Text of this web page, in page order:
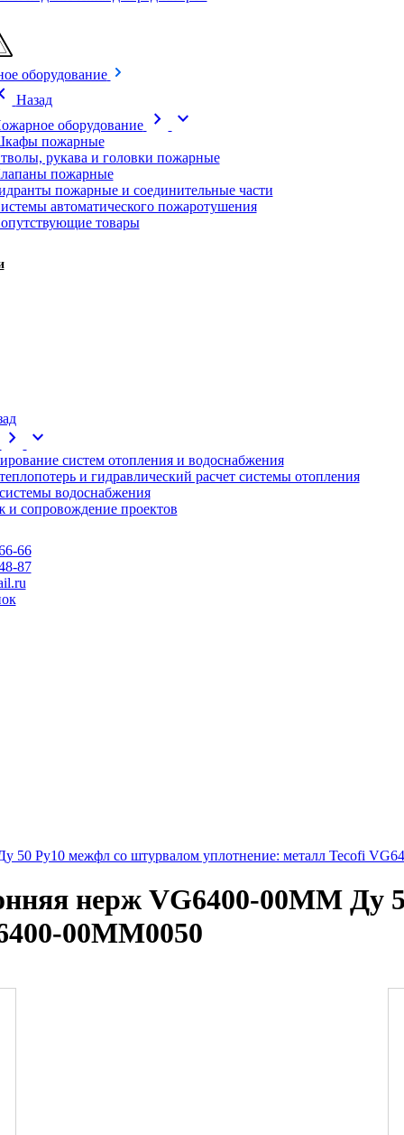
оборудование
Назад
оборудование
chevron_right expand_more
пожарные
рукава и головки пожарные
пожарные
пожарные и соединительные части
автоматического пожаротушения
товары
chevron_right expand_more
систем отопления и водоснабжения
и гидравлический расчет системы отопления
водоснабжения
и сопровождение проектов
66
87
50 Ру10 межфл со штурвалом уплотнение: металл Tecofi
нерж VG6400-00MM Ду
00MM0050